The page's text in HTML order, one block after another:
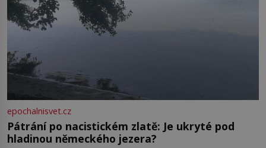
epochalnisvet.cz
Pátrání po nacistickém zlatě: Je ukryté pod
hladinou německého jezera?